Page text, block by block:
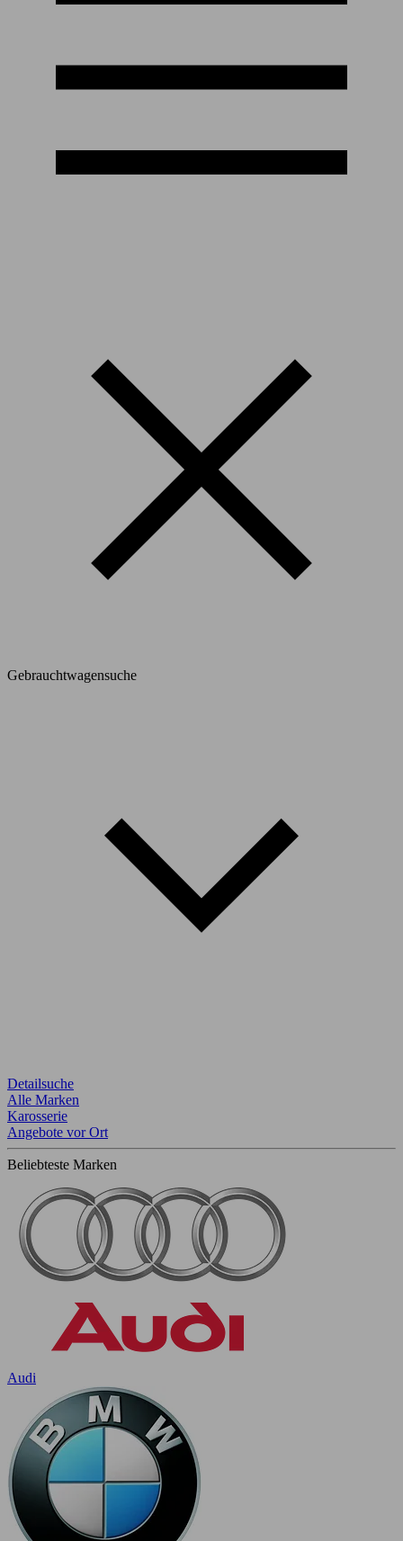
Gebrauchtwagensuche
Detailsuche
Alle Marken
Karosserie
Angebote vor Ort
Beliebteste Marken
Audi